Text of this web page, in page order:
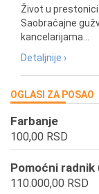
Život u
Saobraćajne
kancelarijama...
Detaljnije ›
OGLASI ZA POSAO
Farbanje
100,00 RSD
Pomoćni radnik
110.000,00 RSD